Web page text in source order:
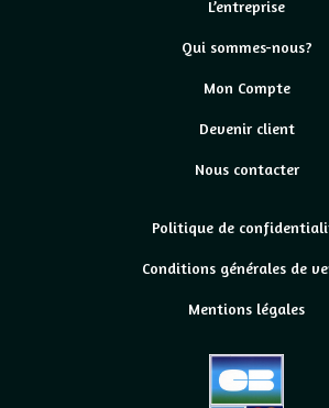
L’entreprise
Qui sommes-nous?
Mon Compte
Devenir client
Nous contacter
Politique de
Conditions générales de
Mentions légales